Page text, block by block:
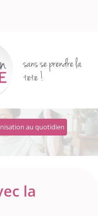
sans se prendre la
tete !
au quotidien
la